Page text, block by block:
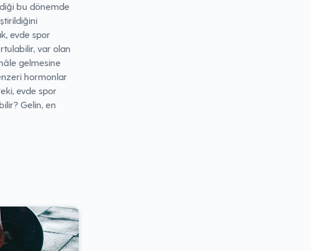
bu dönemde
evde spor
var olan
gelmesine
hormonlar
evde spor
Gelin, en